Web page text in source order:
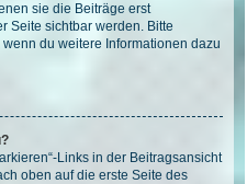
sie die Beiträge erst
Seite sichtbar werden. Bitte
du weitere Informationen dazu
Links in der Beitragsansicht
oben auf die erste Seite des